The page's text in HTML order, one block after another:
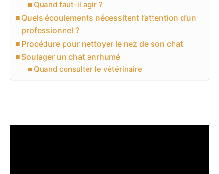
Quand faut-il agir ?
Quels écoulements nécessitent l’attention d’un
professionnel ?
Procédure pour nettoyer le nez de son chat
Soulager un chat enrhumé
Quand consulter le vétérinaire